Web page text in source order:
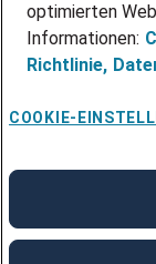
@Adecco 2026
IMPRESSUM
DATENSCHUTZ
COOKIE-
linkedinFacebook
optimierten
Informationen:
Richtlinie,
COOKIE-